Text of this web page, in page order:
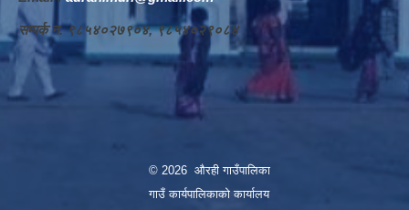
सम्पर्क न‌‍. ९८५४०२७९०४, ९८५४०२९०८४
© 2026 औरही गाउँपालिका
गाउँ कार्यपालिकाको कार्यालय